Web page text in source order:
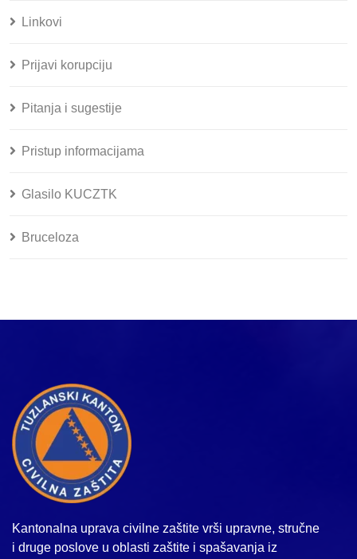
Linkovi
Prijavi korupciju
Pitanja i sugestije
Pristup informacijama
Glasilo KUCZTK
Bruceloza
Kantonalna uprava civilne zaštite vrši upravne, stručne
i druge poslove u oblasti zaštite i spašavanja iz